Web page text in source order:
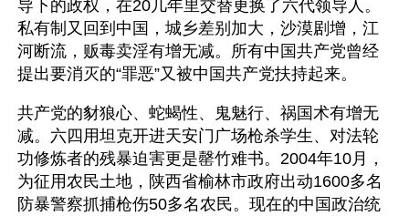
导下的政权，在20几年里交替更换了六代领导人。
私有制又回到中国，城乡差别加大，沙漠剧增，江
河断流，贩毒卖淫有增无减。所有中国共产党曾经
提出要消灭的“罪恶”又被中国共产党扶持起来。
共产党的豺狼心、蛇蝎性、鬼魅行、祸国术有增无
减。六四用坦克开进天安门广场枪杀学生、对法轮
功修炼者的残暴迫害更是罄竹难书。2004年10月，
为征用农民土地，陕西省榆林市政府出动1600多名
防暴警察抓捕枪伤50多名农民。现在的中国政治统